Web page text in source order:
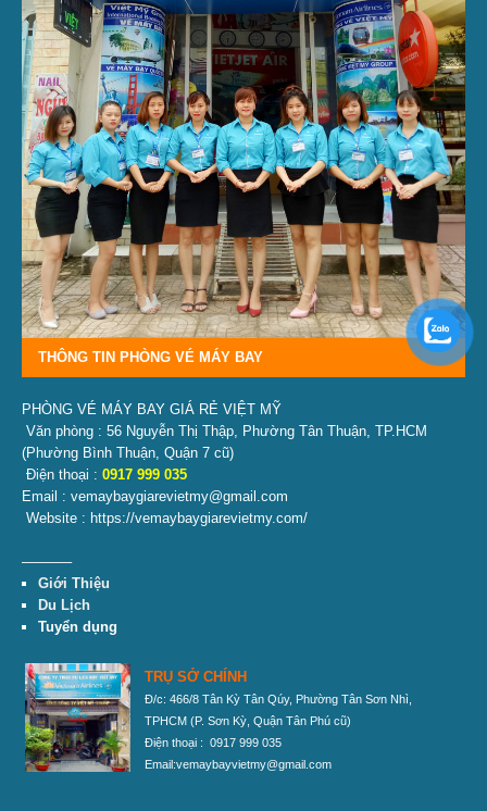
THÔNG TIN PHÒNG VÉ MÁY BAY
PHÒNG VÉ MÁY BAY GIÁ RẺ VIỆT MỸ
Văn phòng : 56 Nguyễn Thị Thập, Phường Tân Thuận, TP.HCM
(Phường Bình Thuận, Quận 7 cũ)
Điện thoại : 0917 999 035
Email : vemaybaygiarevietmy@gmail.com
Website : https://vemaybaygiarevietmy.com/
———–
Giới Thiệu
Du Lịch
Tuyển dụng
TRỤ SỞ CHÍNH
Đ/c: 466/8 Tân Kỳ Tân Qúy, Phường Tân Sơn Nhì,
TPHCM (P. Sơn Kỳ, Quận Tân Phú cũ)
Điện thoại : 0917 999 035
Email:vemaybayvietmy@gmail.com